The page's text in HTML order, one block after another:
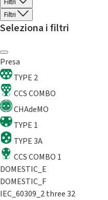
Filtri
Seleziona i filtri
Presa
TYPE 2
CCS COMBO
CHAdeMO
TYPE 1
TYPE 3A
CCS COMBO 1
DOMESTIC_E
DOMESTIC_F
IEC_60309_2 three 32